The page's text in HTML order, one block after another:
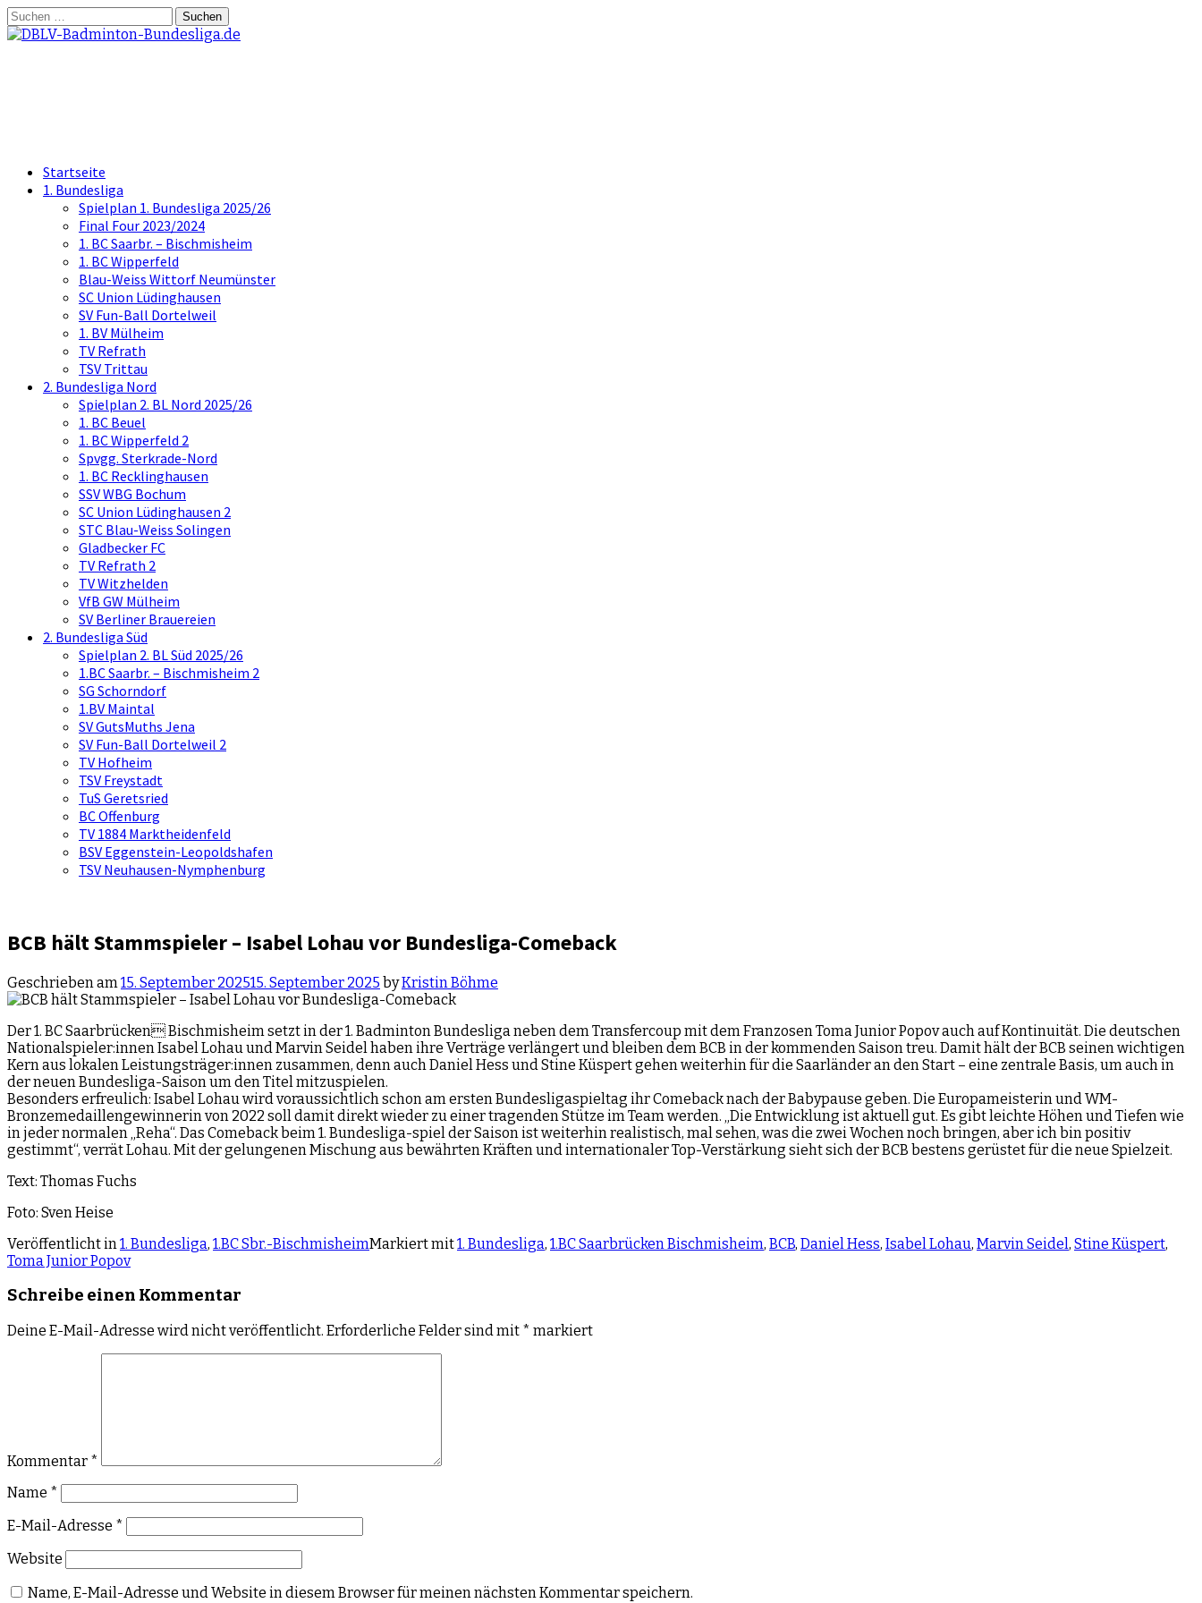
Springe
zum
Suchen
nach:
Startseite
1. Bundesliga
Spielplan 1. Bundesliga 2025/26
Final Four 2023/2024
1. BC Saarbr. – Bischmisheim
1. BC Wipperfeld
Blau-Weiss Wittorf Neumünster
SC Union Lüdinghausen
SV Fun-Ball Dortelweil
1. BV Mülheim
TV Refrath
TSV Trittau
2. Bundesliga Nord
Spielplan 2. BL Nord 2025/26
1. BC Beuel
1. BC Wipperfeld 2
Spvgg. Sterkrade-Nord
1. BC Recklinghausen
SSV WBG Bochum
SC Union Lüdinghausen 2
STC Blau-Weiss Solingen
Gladbecker FC
TV Refrath 2
TV Witzhelden
VfB GW Mülheim
SV Berliner Brauereien
2. Bundesliga Süd
Spielplan 2. BL Süd 2025/26
1.BC Saarbr. – Bischmisheim 2
SG Schorndorf
1.BV Maintal
SV GutsMuths Jena
SV Fun-Ball Dortelweil 2
TV Hofheim
TSV Freystadt
TuS Geretsried
BC Offenburg
TV 1884 Marktheidenfeld
BSV Eggenstein-Leopoldshafen
TSV Neuhausen-Nymphenburg
BCB hält Stammspieler – Isabel Lohau vor Bundesliga-Comeback
Geschrieben am 15. September 202515. September 2025 byKristin Böhme
Der 1. BC Saarbrücken Bischmisheim setzt in der 1. Badminton Bundesliga neben dem Transfercoup mit dem Franzosen Toma Junior Popov auch auf Kontinuität. Die deutschen
Nationalspieler:innen Isabel Lohau und Marvin Seidel haben ihre Verträge verlängert und bleiben dem BCB in der kommenden Saison treu. Damit hält der BCB seinen wichtigen
Kern aus lokalen Leistungsträger:innen zusammen, denn auch Daniel Hess und Stine Küspert gehen weiterhin für die Saarländer an den Start – eine zentrale Basis, um auch in
der neuen Bundesliga-Saison um den Titel mitzuspielen.
Besonders erfreulich: Isabel Lohau wird voraussichtlich schon am ersten Bundesligaspieltag ihr Comeback nach der Babypause geben. Die Europameisterin und WM-
Bronzemedaillengewinnerin von 2022 soll damit direkt wieder zu einer tragenden Stütze im Team werden. „Die Entwicklung ist aktuell gut. Es gibt leichte Höhen und Tiefen wie
in jeder normalen „Reha“. Das Comeback beim 1. Bundesliga-spiel der Saison ist weiterhin realistisch, mal sehen, was die zwei Wochen noch bringen, aber ich bin positiv
gestimmt“, verrät Lohau. Mit der gelungenen Mischung aus bewährten Kräften und internationaler Top-Verstärkung sieht sich der BCB bestens gerüstet für die neue Spielzeit.
Text: Thomas Fuchs
Foto: Sven Heise
Veröffentlicht in 1. Bundesliga, 1.BC Sbr.-BischmisheimMarkiert mit1. Bundesliga, 1.BC Saarbrücken Bischmisheim, BCB, Daniel Hess, Isabel Lohau, Marvin Seidel, Stine Küspert,
Toma Junior Popov
Schreibe einen Kommentar
Deine E-Mail-Adresse wird nicht veröffentlicht. Erforderliche Felder sind mit * markiert
Kommentar *
Name *
E-Mail-Adresse *
Website
Name, E-Mail-Adresse und Website in diesem Browser für meinen nächsten Kommentar speichern.